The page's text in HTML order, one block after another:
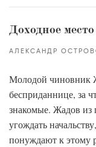
Доходное место
АЛЕКСАНДР
Молодой чиновник
бесприданнице, за
знакомые. Жадов из
угождать
понуждают к этому